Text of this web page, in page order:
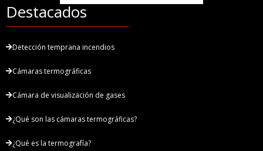
Destacados
Detección temprana incendios
Cámaras termográficas
Cámara de visualización de gases
¿Qué son las cámaras termográficas?
¿Qué es la termografía?